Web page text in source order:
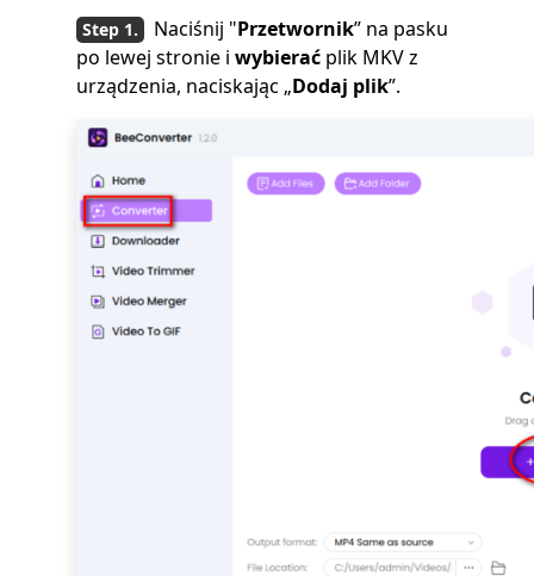
Naciśnij "Przetwornik” na pasku
po lewej stronie i wybierać plik MKV z
urządzenia, naciskając „Dodaj plik”.